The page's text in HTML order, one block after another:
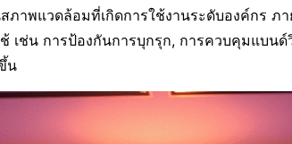
ภาพแวดล้อมที่เกิดการใช้งานระดับองค์กร ภ
เช่น การป้องกันการบุกรุก, การควบคุมแบนด์
น